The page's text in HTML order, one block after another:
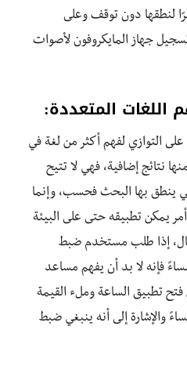
لنطقها دون توقف وعلى
جهاز المايكروفون لأصوات
المتعددة:
التوازي لفهم أكثر من لغة في
نتائج إضافية، فهي لا تتيح
ينطق بها البحث فحسب، وإنما
يمكن تطبيقه حتى على البيئة
إذا طلب مستخدم ضبط
فإنه لا بد أن يفهم مساعد
تطبيق الساعة وملء القيمة
والإشارة إلى أنه ينبغي ضبط